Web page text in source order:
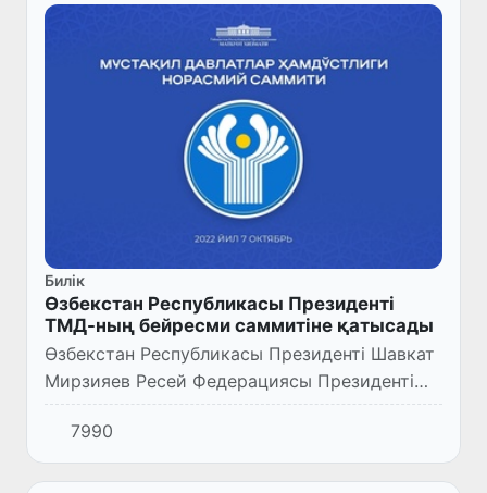
Билік
Өзбекстан Республикасы Президенті
ТМД-ның бейресми саммитіне қатысады
Өзбекстан Республикасы Президенті Шавкат
Мирзияев Ресей Федерациясы Президенті
Владимир Путиннің шақыруымен 7 қазанда
Санкт-Петербургте өтетін Тәуелсіз
Мемлекеттер Достастығына қат...
7990